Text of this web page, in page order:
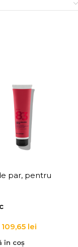
par, pentru
Creator
109,65 lei
în coș